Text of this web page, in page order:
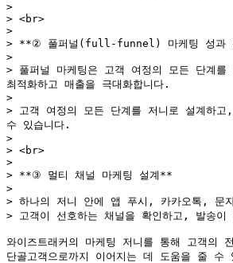
>
> <br>
>
> **② 풀퍼널(full-funnel) 마케팅 성과
>
> 풀퍼널 마케팅은 고객 여정의 모든 단계
최적화하고 매출을 극대화합니다.
>
> 고객 여정의 모든 단계를 저니로 설계하
수 있습니다.
>
> <br>
>
> **③ 멀티 채널 마케팅 설계**
>
> 하나의 저니 안에 앱 푸시, 카카오톡, 문
> 고객이 선호하는 채널을 확인하고, 발송이
와이즈트래커의 마케팅 저니를 통해 고객의
단골고객으로까지 이어지는 데 도움을 줄 수